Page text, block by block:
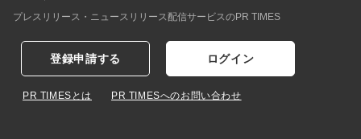
プレスリリース・ニュースリリース配信サービスのPR TIMES
登録申請する ログイン
PR TIMESとは PR TIMESへのお問い合わせ